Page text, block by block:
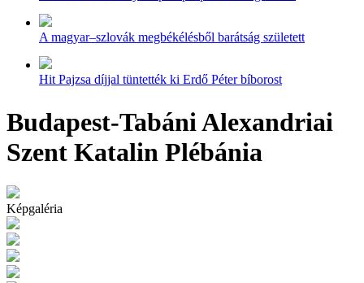
A magyar–szlovák megbékélésből barátság született
Hit Pajzsa díjjal tüntették ki Erdő Péter bíborost
Budapest-Tabáni Alexandriai
Szent Katalin Plébánia
Képgaléria